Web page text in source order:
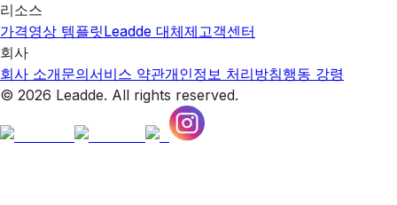
리소스
가격영상 템플릿Leadde 대체제고객센터
회사
회사 소개문의서비스 약관개인정보 처리방침행동 강령
© 2026 Leadde. All rights reserved.